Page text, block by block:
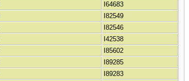
I64683
I82549
I82546
I42538
I85602
I89285
I89283